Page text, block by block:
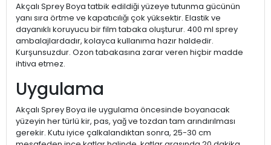
Akçalı Sprey Boya tatbik edildiği yüzeye tutunma gücünün
yanı sıra örtme ve kapatıcılığı çok yüksektir. Elastik ve
dayanıklı koruyucu bir film tabaka oluşturur. 400 ml sprey
ambalajlardadır, kolayca kullanıma hazır haldedir.
Kurşunsuzdur. Ozon tabakasına zarar veren hiçbir madde
ihtiva etmez.
Uygulama
Akçalı Sprey Boya ile uygulama öncesinde boyanacak
yüzeyin her türlü kir, pas, yağ ve tozdan tam arındırılması
gerekir. Kutu iyice çalkalandıktan sonra, 25-30 cm